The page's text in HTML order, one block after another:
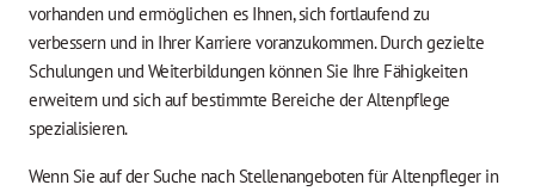
vorhanden und ermöglichen es Ihnen, sich fortlaufend zu
verbessern und in Ihrer Karriere voranzukommen. Durch gezielte
Schulungen und Weiterbildungen können Sie Ihre Fähigkeiten
erweitern und sich auf bestimmte Bereiche der Altenpflege
spezialisieren.
Wenn Sie auf der Suche nach Stellenangeboten für Altenpfleger in